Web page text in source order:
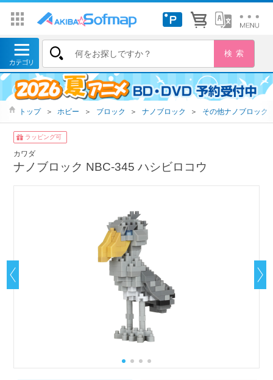
トップ ＞ ホビー ＞ ブロック ＞ ナノブロック ＞ その他ナノブロック
ラッピング可
カワダ
ナノブロック NBC-345 ハシビロコウ